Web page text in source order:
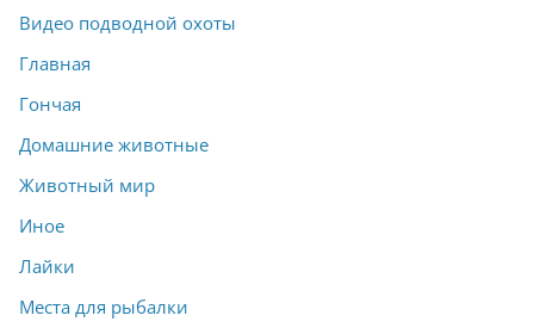
Видео подводной охоты
Главная
Гончая
Домашние животные
Животный мир
Иное
Лайки
Места для рыбалки